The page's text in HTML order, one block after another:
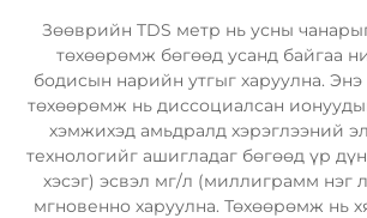
Зөөврийн TDS метр нь усны
төхөөрөмж бөгөөд усанд байгаа
бодисын нарийн утгыг харуулна. Энэ
төхөөрөмж нь диссоциалсан
хэмжихэд амьдралд хэрэглээний
технологийг ашигладаг бөгөөд үр
хэсэг) эсвэл мг/л (миллиграмм нэг
мгновенно харуулна. Төхөөрөмж нь